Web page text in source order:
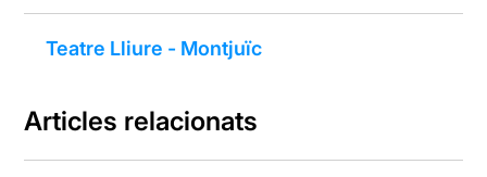
Teatre Lliure - Montjuïc
Articles relacionats